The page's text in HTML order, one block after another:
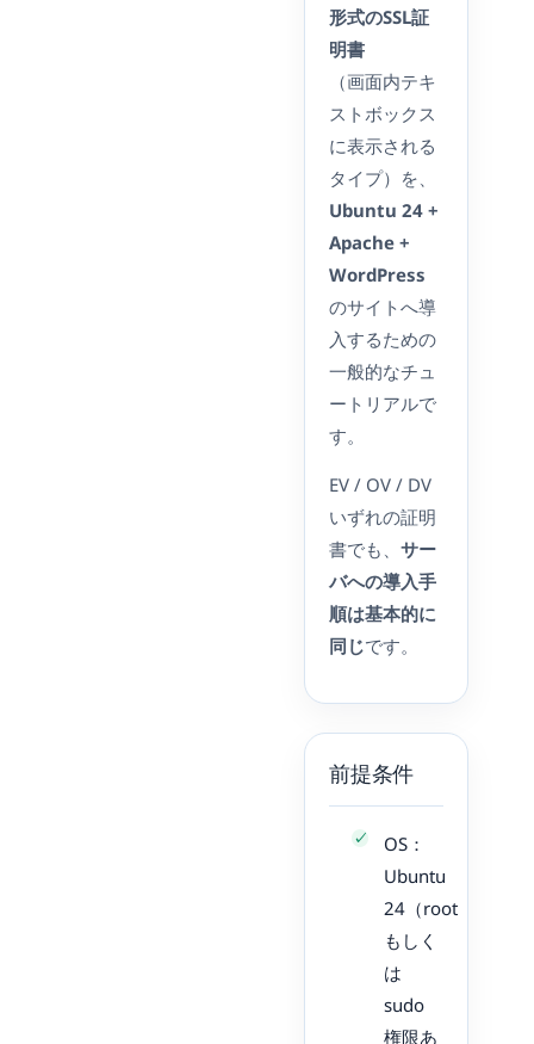
形式のSSL証
明書
（画面内テキ
ストボックス
に表示される
タイプ）を、
Ubuntu 24 +
Apache +
WordPress
のサイトへ導
入するための
一般的なチュ
ートリアルで
す。
EV / OV / DV
いずれの証明
書でも、サー
バへの導入手
順は基本的に
同じです。
前提条件
OS：
Ubuntu
24（root
もしく
は
sudo
権限あ